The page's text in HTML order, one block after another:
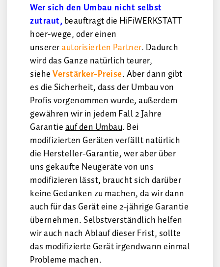
Wer sich den Umbau nicht selbst
zutraut, beauftragt die HiFiWERKSTATT
hoer-wege, oder einen
unsererautorisierten Partner. Dadurch
wird das Ganze natürlich teurer,
sieheVerstärker-Preise. Aber dann gibt
es die Sicherheit, dass der Umbau von
Profis vorgenommen wurde, außerdem
gewähren wir in jedem Fall 2 Jahre
Garantieauf den Umbau. Bei
modifizierten Geräten verfällt natürlich
die Hersteller-Garantie, wer aber über
uns gekaufte Neugeräte von uns
modifizieren lässt, braucht sich darüber
keine Gedanken zu machen, da wir dann
auch für das Gerät eine 2-jährige Garantie
übernehmen. Selbstverständlich helfen
wir auch nach Ablauf dieser Frist, sollte
das modifizierte Gerät irgendwann einmal
Probleme machen.